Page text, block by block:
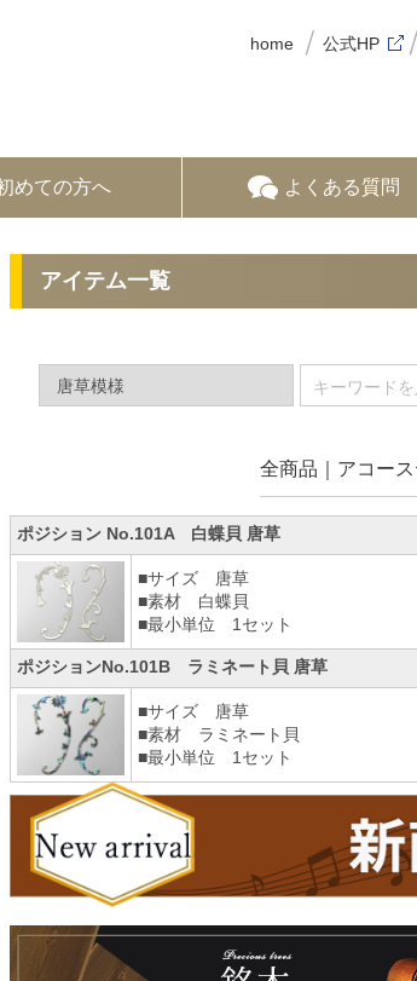
home 公式HP
めての方へ よくある質問
アイテム一覧
全商品 アコー
ポジション No.101A 白蝶貝 唐草
■サイズ 唐草
■素材 白蝶貝
■最小単位 1セット
ポジションNo.101B ラミネート貝 唐草
■サイズ 唐草
■素材 ラミネート貝
■最小単位 1セット